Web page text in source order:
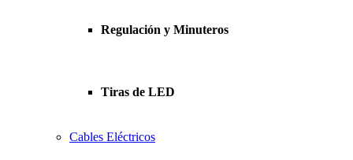
Regulación y Minuteros
Tiras de LED
Cables Eléctricos